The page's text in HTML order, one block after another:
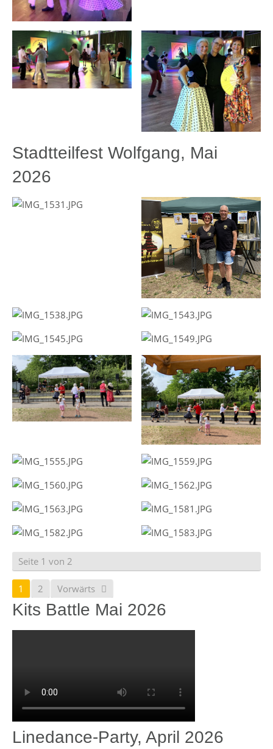
Stadtteilfest Wolfgang, Mai
2026
Seite 1 von 2
1 2 Vorwärts
Kits Battle Mai 2026
Linedance-Party, April 2026